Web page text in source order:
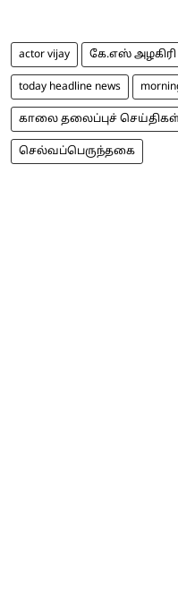
actor vijay கே.எஸ் அழகிரி
today headline news
காலை தலைப்புச்
செல்வப்பெருந்தகை